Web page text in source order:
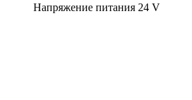
Напряжение питания 24 V